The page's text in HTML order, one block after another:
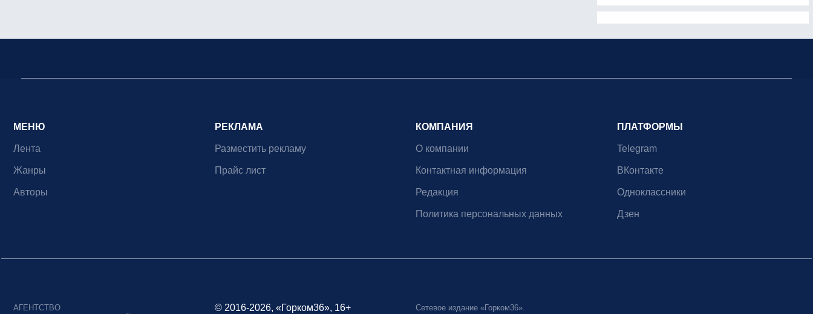
МЕНЮ
Лента
Жанры
Авторы
РЕКЛАМА
Разместить рекламу
Прайс лист
КОМПАНИЯ
О компании
Контактная информация
Редакция
Политика персональных данных
ПЛАТФОРМЫ
Telegram
ВКонтакте
Одноклассники
Дзен
АГЕНТСТВО © 2016-2026, «Горком36», 16+ Сетевое издание «Горком36».